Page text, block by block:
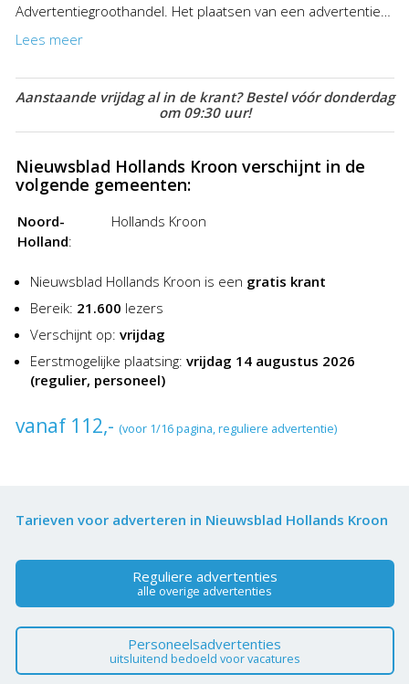
Advertentiegroothandel. Het plaatsen van een advertentie
in Nieuwsblad Hollands Kroon was nog nooit zo goedkoop
Lees meer
Aanstaande vrijdag al in de krant? Bestel vóór donderdag
om 09:30 uur!
Nieuwsblad Hollands Kroon verschijnt in de
volgende gemeenten:
Noord-
Holland:
Hollands Kroon
Nieuwsblad Hollands Kroon is een gratis krant
Bereik: 21.600 lezers
Verschijnt op: vrijdag
Eerstmogelijke plaatsing: vrijdag 14 augustus 2026
(regulier, personeel)
vanaf 112,- (voor 1/16 pagina, reguliere advertentie)
Tarieven voor adverteren in Nieuwsblad Hollands Kroon
Reguliere advertenties
alle overige advertenties
Personeelsadvertenties
uitsluitend bedoeld voor vacatures